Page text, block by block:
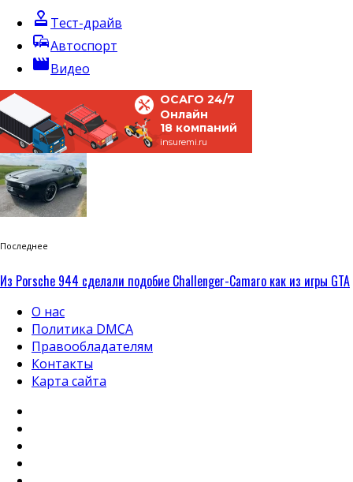
approval Тест-драйв
commuteАвтоспорт
movieВидео
ОСАГО 24/7
Онлайн
18 компаний
insuremi.ru
Последнее
Из Porsche 944 сделали подобие Challenger-Camaro как из игры GTA
О нас
Политика DMCA
Правообладателям
Контакты
Карта сайта